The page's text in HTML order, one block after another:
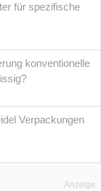
für spezifische
konventionelle
Verpackungen
Anzeige